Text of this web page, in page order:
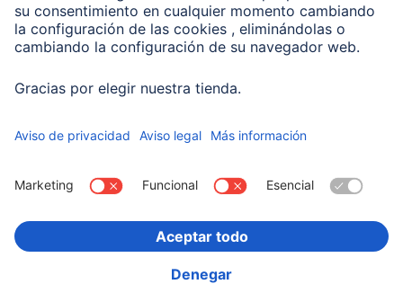
Historia de la empresa
Hama en todo el Mundo
Sostenibilidad
Business-Portal
Escoger Pais